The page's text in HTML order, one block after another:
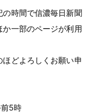
時間で信濃毎日新聞
一部のページが利用
どよろしくお願い申
5時